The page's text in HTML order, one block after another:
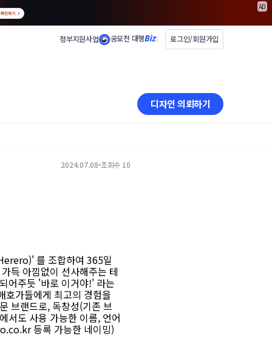
AD
정부지원사업 공모전 대행 로그인/회원가입
디자인 의뢰하기
2024.07.08 조회수 10
를 조합하여 365일
득 아낌없이 선사해주는 테
어주듯 '바로 이거야!' 라는
호가들에게 최고의 경험을
브랜드로, 독창성(기존 브
서도 사용 가능한 이름, 언어
등록 가능한 네이밍)